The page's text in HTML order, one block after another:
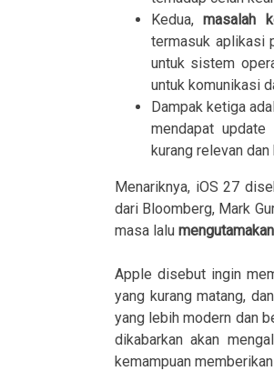
Kedua,masalah
termasuk aplikasi
untuk sistem
untuk komunikasi
Dampak ketiga
mendapat
kurang relevan
Menariknya, iOS 27
dari Bloomberg, Mark
masa lalu
Apple disebut ingin
yang kurang matang,
yang lebih modern dan
dikabarkan akan
kemampuan